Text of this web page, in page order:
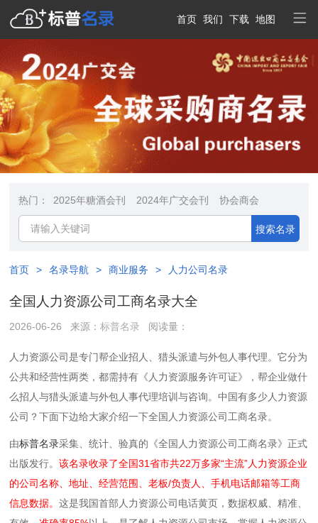
首页 我们 下载 地图
热门： 2025年糖酒会刊 2024年广交会刊 协会商会
搜索名录
首页 > 名录导航 > 商业服务 > 人力公司名录
全国人力资源公司工商名录大全
2026-06-26 来源：标普名录 阅读量：
人力资源公司是专门帮企业招人、猎头派遣与外包‌人事代理‌。它分为
公共和经营性两类，都需持有《人力资源服务许可证》‌‌‌，帮企业做什
么‌招人与猎头派遣与外包‌人事代理‌培训与咨询。中国有多少人力资源
公司？下面下边给大家介绍一下全国人力资源公司工商名录。
由标普名录采集、统计、验真的《全国人力资源公司工商名录》正式
出版发行。该名录收录了全国31省市共22万多家“主流”人力资源企业
的公司名称、地址、经营范围、老板/负责人、手机电话邮箱等工商
信息数据。这是我国首部人力资源公司电话黄页，数据权威、精准、